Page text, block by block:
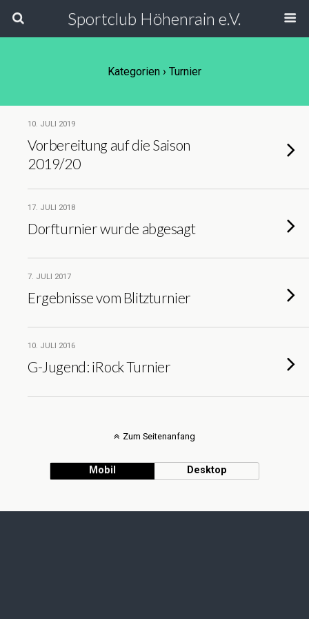
Sportclub Höhenrain e.V.
Kategorien › Turnier
10. JULI 2019
Vorbereitung auf die Saison
2019/20
17. JULI 2018
Dorfturnier wurde abgesagt
7. JULI 2017
Ergebnisse vom Blitzturnier
10. JULI 2016
G-Jugend: iRock Turnier
Zum Seitenanfang
Mobil Desktop